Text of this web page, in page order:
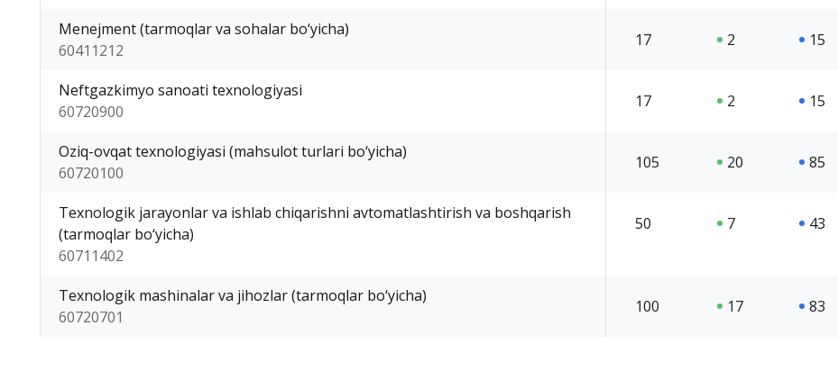
Menejment (tarmoqlar va sohalar bo‘yicha)
60411212
17 2 15
Neftgazkimyo sanoati texnologiyasi
60720900
17 2 15
Oziq-ovqat texnologiyasi (mahsulot turlari bo‘yicha)
60720100
105 20 85
Texnologik jarayonlar va ishlab chiqarishni avtomatlashtirish va boshqarish
(tarmoqlar bo‘yicha)
60711402
50 7 43
Texnologik mashinalar va jihozlar (tarmoqlar bo‘yicha)
60720701
100 17 83